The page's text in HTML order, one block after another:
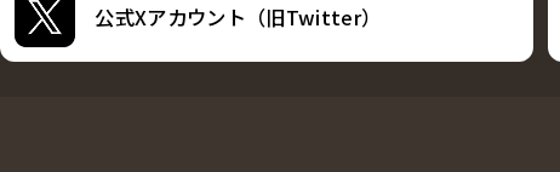
公式Xアカウント（旧Twitter）